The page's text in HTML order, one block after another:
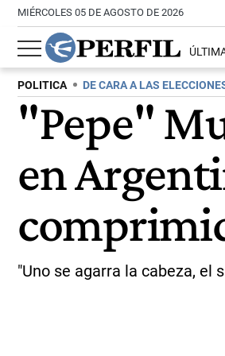
MIÉRCOLES 05 DE AGOSTO DE 2026
POLITICA DE CARA A LAS
"Pepe"
en
"Uno se agarra la cabeza, el